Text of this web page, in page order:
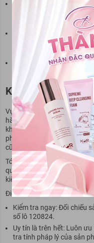
Thành phần dịu nhẹ: Ưu
chất tẩy rửa mạnh,
Tránh quảng cáo quá
dụng quá mức" (ví dụ:
nếu không có chứng cứ y
Kết hợp vệ sinh đúng
nhiều lần mỗi ngày; chỉ
Kết Luận
Vụ việc lô sản phẩm Dung
hành vì vi phạm nghiêm
không thể bỏ qua đối với
phụ nữ. Nó cho thấy ngay
cũng có thể tiềm ẩn rủi ro
Tóm lại: an toàn vệ sinh
quyền lợi tiêu dùng cơ bản.
kiểm soát thông tin.
Điểm cần nhớ:
Kiểm tra ngay: Đối chiếu
số lô 120824.
Uy tín là trên hết: Luôn
tra tính pháp lý của sản